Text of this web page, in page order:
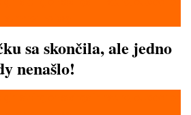
sa skončila, ale jedno
nenašlo!